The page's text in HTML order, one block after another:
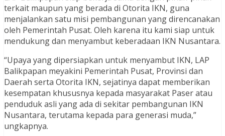
terkait maupun yang berada di Otorita IKN, guna
menjalankan satu misi pembangunan yang direncanakan
oleh Pemerintah Pusat. Oleh karena itu kami siap untuk
mendukung dan menyambut keberadaan IKN Nusantara.
“Upaya yang dipersiapkan untuk menyambut IKN, LAP
Balikpapan meyakini Pemerintah Pusat, Provinsi dan
Daerah serta Otorita IKN, sejatinya dapat memberikan
kesempatan khususnya kepada masyarakat Paser atau
penduduk asli yang ada di sekitar pembangunan IKN
Nusantara, terutama kepada para generasi muda,”
ungkapnya.